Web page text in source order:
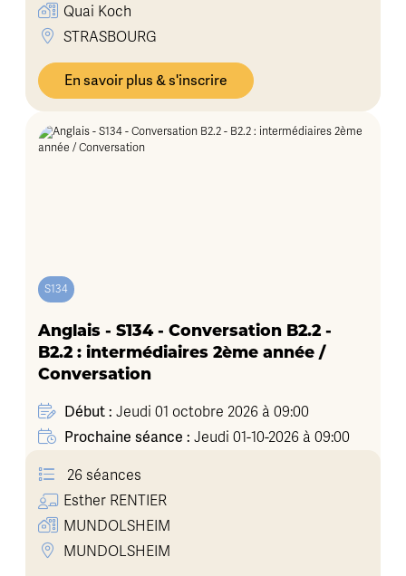
Quai Koch
STRASBOURG
En savoir plus & s'inscrire
S134
Anglais - S134 - Conversation B2.2 -
B2.2 : intermédiaires 2ème année /
Conversation
Début : Jeudi 01 octobre 2026 à 09:00
Prochaine séance : Jeudi 01-10-2026 à 09:00
26 séances
Esther RENTIER
MUNDOLSHEIM
MUNDOLSHEIM